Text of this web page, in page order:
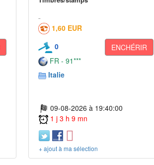
1,60 EUR
0
ENCHÉRIR
FR - 91***
Italie
09-08-2026 à 19:40:00
1 j 3 h 9 mn
+ ajout à ma sélection